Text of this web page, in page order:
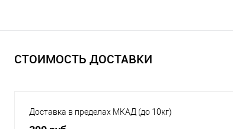
СТОИМОСТЬ ДОСТАВКИ
Доставка в пределах МКАД (до 10кг)